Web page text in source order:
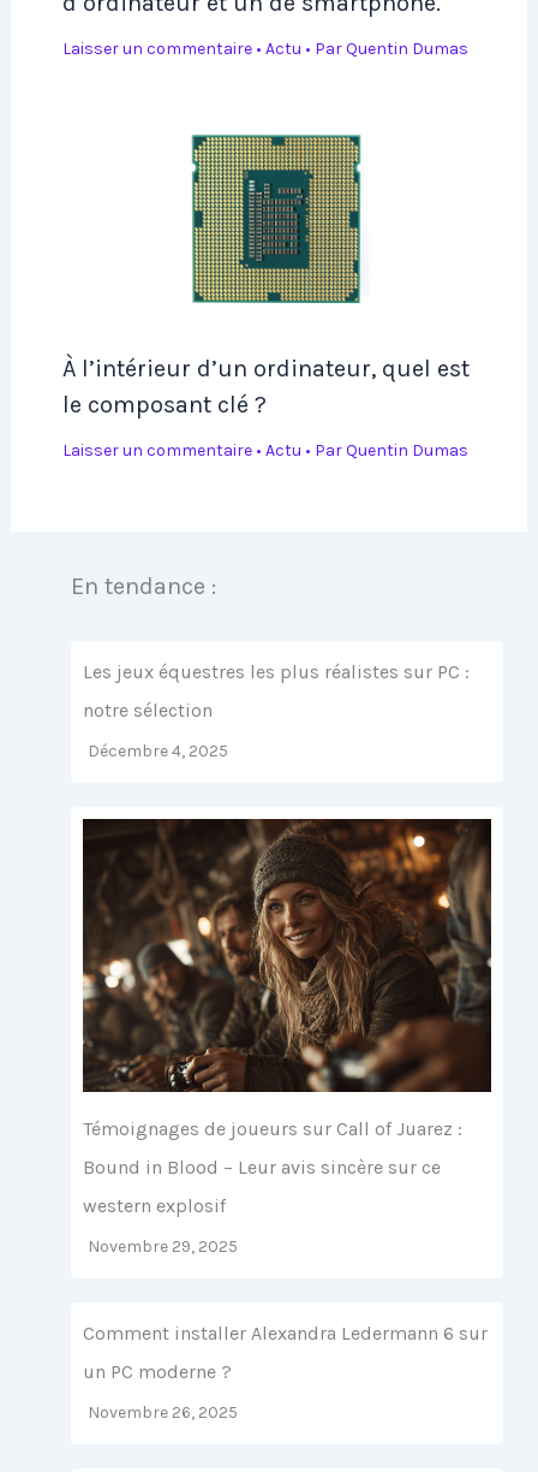
Laisser un commentaire • Actu • ParQuentin Dumas
À l’intérieur d’un ordinateur, quel est
le composant clé ?
Laisser un commentaire • Actu • ParQuentin Dumas
En tendance :
Les jeux équestres les plus réalistes sur PC :
notre sélection
Décembre 4, 2025
Témoignages de joueurs sur Call of Juarez :
Bound in Blood – Leur avis sincère sur ce
western explosif
Novembre 29, 2025
Comment installer Alexandra Ledermann 6 sur
un PC moderne ?
Novembre 26, 2025